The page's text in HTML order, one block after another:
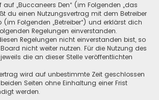
auf „Buccaneers Den“ (im Folgenden „das
du einen Nutzungsvertrag mit dem Betreiber
Folgenden „Betreiber“) und erklärst dich
Regelungen einverstanden.
Regelungen nicht einverstanden bist, so
nicht weiter nutzen. Für die Nutzung des
die an dieser Stelle veröffentlichten
wird auf unbestimmte Zeit geschlossen
Seiten ohne Einhaltung einer Frist
werden.